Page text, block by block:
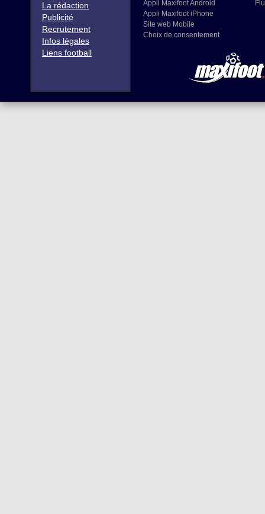
La rédaction
Publicité
Recrutement
Infos légales
Liens football
Appli Maxifoot Android
Appli Maxifoot iPhone
Site web Mobile
Choix de consentement